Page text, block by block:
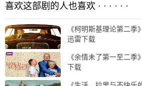
喜欢这部剧的人也喜欢 · · · · · ·
《柯明斯基理论第二
迅雷下载
《余情未了第一至二
下载